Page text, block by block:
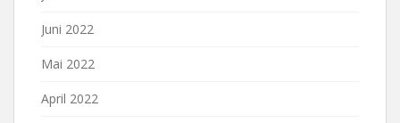
Juni 2022
Mai 2022
April 2022